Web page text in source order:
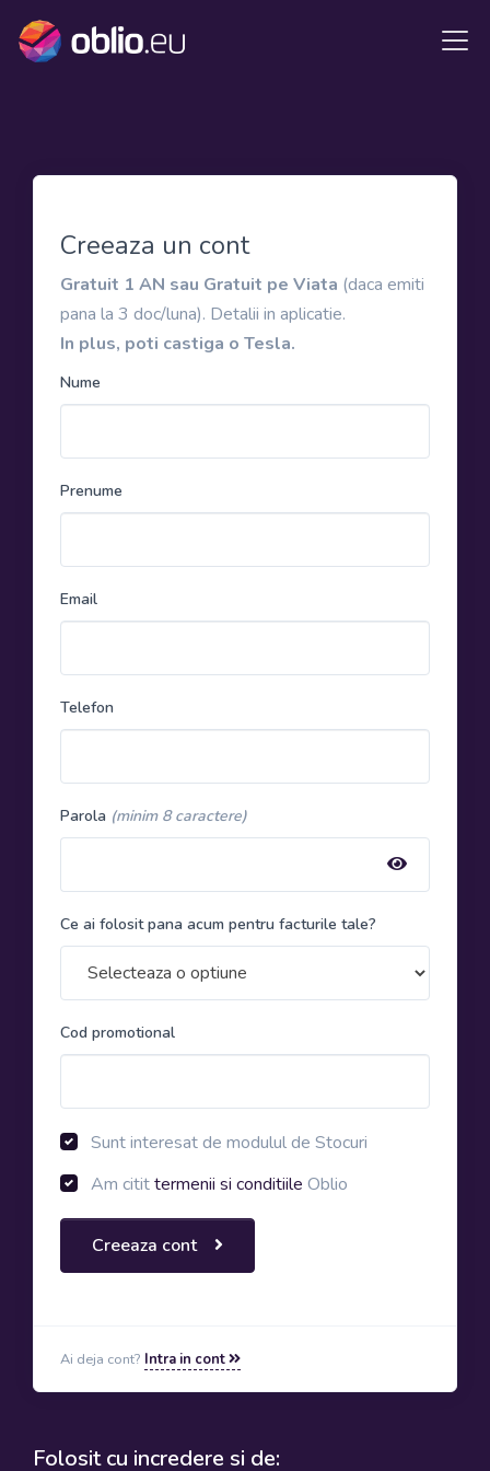
Creeaza un cont
Gratuit 1 AN sau Gratuit pe Viata (daca emiti
pana la 3 doc/luna). Detalii in aplicatie.
In plus, poti castiga o Tesla.
Nume
Prenume
Email
Telefon
Parola (minim 8 caractere)
Ce ai folosit pana acum pentru facturile tale?
Cod promotional
Sunt interesat de modulul de Stocuri
Am citittermenii si conditiile Oblio
Creeaza cont
Ai deja cont? Intra in cont
Folosit cu incredere si de: